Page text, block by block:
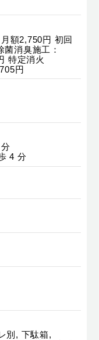
額2,750円 初回
消臭施工：
特定消火
円
4 分
別, 下駄箱,